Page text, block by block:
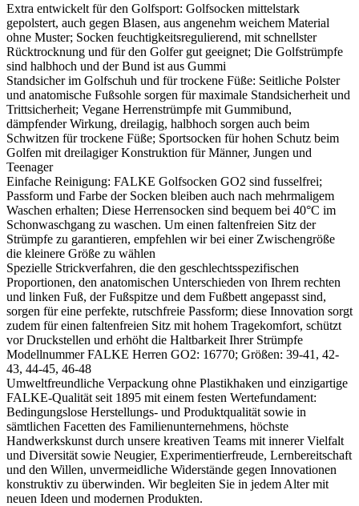
Extra entwickelt für den Golfsport: Golfsocken mittelstark
gepolstert, auch gegen Blasen, aus angenehm weichem Material
ohne Muster; Socken feuchtigkeitsregulierend, mit schnellster
Rücktrocknung und für den Golfer gut geeignet; Die Golfstrümpfe
sind halbhoch und der Bund ist aus Gummi
Standsicher im Golfschuh und für trockene Füße: Seitliche Polster
und anatomische Fußsohle sorgen für maximale Standsicherheit und
Trittsicherheit; Vegane Herrenstrümpfe mit Gummibund,
dämpfender Wirkung, dreilagig, halbhoch sorgen auch beim
Schwitzen für trockene Füße; Sportsocken für hohen Schutz beim
Golfen mit dreilagiger Konstruktion für Männer, Jungen und
Teenager
Einfache Reinigung: FALKE Golfsocken GO2 sind fusselfrei;
Passform und Farbe der Socken bleiben auch nach mehrmaligem
Waschen erhalten; Diese Herrensocken sind bequem bei 40°C im
Schonwaschgang zu waschen. Um einen faltenfreien Sitz der
Strümpfe zu garantieren, empfehlen wir bei einer Zwischengröße
die kleinere Größe zu wählen
Spezielle Strickverfahren, die den geschlechtsspezifischen
Proportionen, den anatomischen Unterschieden von Ihrem rechten
und linken Fuß, der Fußspitze und dem Fußbett angepasst sind,
sorgen für eine perfekte, rutschfreie Passform; diese Innovation sorgt
zudem für einen faltenfreien Sitz mit hohem Tragekomfort, schützt
vor Druckstellen und erhöht die Haltbarkeit Ihrer Strümpfe
Modellnummer FALKE Herren GO2: 16770; Größen: 39-41, 42-
43, 44-45, 46-48
Umweltfreundliche Verpackung ohne Plastikhaken und einzigartige
FALKE-Qualität seit 1895 mit einem festen Wertefundament:
Bedingungslose Herstellungs- und Produktqualität sowie in
sämtlichen Facetten des Familienunternehmens, höchste
Handwerkskunst durch unsere kreativen Teams mit innerer Vielfalt
und Diversität sowie Neugier, Experimentierfreude, Lernbereitschaft
und den Willen, unvermeidliche Widerstände gegen Innovationen
konstruktiv zu überwinden. Wir begleiten Sie in jedem Alter mit
neuen Ideen und modernen Produkten.